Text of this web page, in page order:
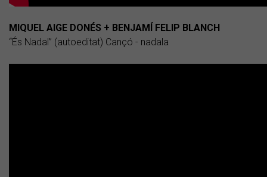
MIQUEL AIGE DONÉS + BENJAMÍ FELIP BLANCH
“És Nadal” (autoeditat) Cançó - nadala